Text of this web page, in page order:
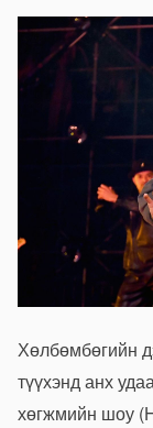
Хөлбөмбөгийн
түүхэнд анх
хөгжмийн шоу